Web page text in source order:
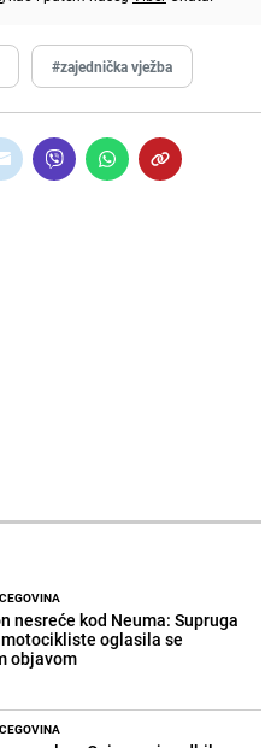
#zajednička vježba
nesreće kod Neuma: Supruga
oglasila se
objavom